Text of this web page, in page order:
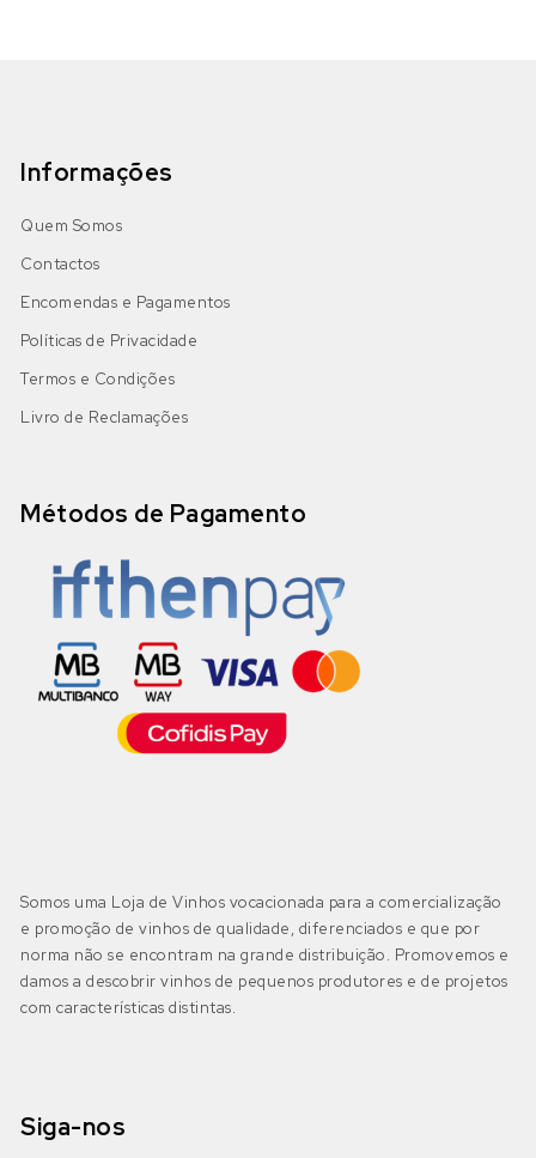
Informações
Quem Somos
Contactos
Encomendas e Pagamentos
Políticas de Privacidade
Termos e Condições
Livro de Reclamações
Métodos de Pagamento
Somos uma Loja de Vinhos vocacionada para a comercialização
e promoção de vinhos de qualidade, diferenciados e que por
norma não se encontram na grande distribuição. Promovemos e
damos a descobrir vinhos de pequenos produtores e de projetos
com características distintas.
Siga-nos